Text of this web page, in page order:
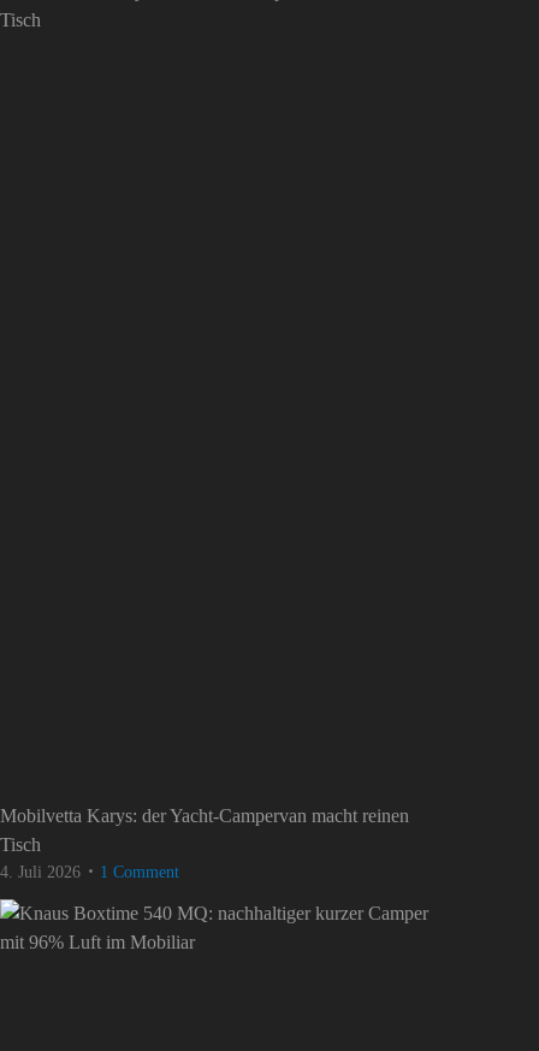
Mobilvetta Karys: der Yacht-Campervan macht reinen
Tisch
4. Juli 2026 1 Comment